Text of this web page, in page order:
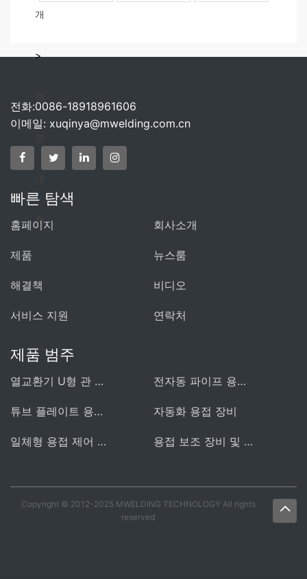
개
>
학
전화:0086-18918961606
이메일: xuqinya@mwelding.com.cn
빠른 탐색
홈페이지 회사소개
제품 뉴스룸
해결책 비디오
서비스 지원 연락처
제품 범주
열교환기 U형 관 용접기 전자동 파이프 용접 장비
튜브 플레이트 용접 장비 자동화 용접 장비
일체형 용접 제어 전원 용접 보조 장비 및 부속품
Copyright © 2012-2025 MWELDING TECHNOLOGY All rights
reserved